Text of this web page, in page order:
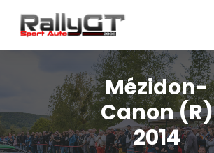
contenu
Mézidon-
Canon (R)
2014